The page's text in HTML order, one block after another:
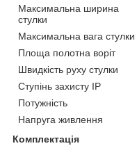
Максимальна ширина
стулки
Максимальна вага стулки
Площа полотна воріт
Швидкість руху стулки
Ступінь захисту IP
Потужність
Напруга живлення
Комплектація